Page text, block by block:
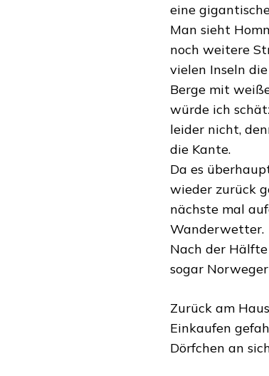
eine
Man sieht
noch weitere
vielen Inseln
Berge mit
würde ich
leider nicht,
die Kante.
Da es
wieder zurück
nächste mal
Wanderwetter.
Nach der
sogar
Zurück am
Einkaufen
Dörfchen an